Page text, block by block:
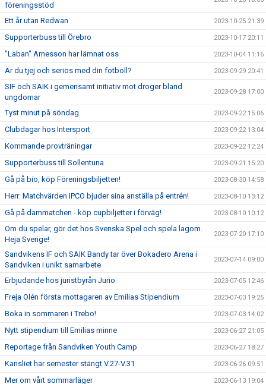
föreningsstöd
Ett år utan Redwan 2023-10-25 21:39
Supporterbuss till Örebro 2023-10-17 20:11
"Laban" Arnesson har lämnat oss 2023-10-04 11:16
Är du tjej och seriös med din fotboll? 2023-09-29 20:41
SIF och SAIK i gemensamt initiativ mot droger bland
ungdomar
2023-09-28 17:00
Tyst minut på söndag 2023-09-22 15:06
Clubdagar hos Intersport 2023-09-22 13:04
Kommande provträningar 2023-09-22 12:24
Supporterbuss till Sollentuna 2023-09-21 15:20
Gå på bio, köp Föreningsbiljetten! 2023-08-30 14:58
Herr: Matchvärden IPCO bjuder sina anställa på entrén! 2023-08-10 13:12
Gå på dammatchen - köp cupbiljetter i förväg! 2023-08-10 10:12
Om du spelar, gör det hos Svenska Spel och spela lagom.
Heja Sverige!
2023-07-20 17:10
Sandvikens IF och SAIK Bandy tar över Bokadero Arena i
Sandviken i unikt samarbete
2023-07-14 09:00
Erbjudande hos juristbyrån Jurio 2023-07-05 12:46
Freja Olén första mottagaren av Emilias Stipendium 2023-07-03 19:25
Boka in sommaren i Trebo! 2023-07-03 14:02
Nytt stipendium till Emilias minne 2023-06-27 21:05
Reportage från Sandviken Youth Camp 2023-06-27 18:27
Kansliet har semester stängt V.27-V.31 2023-06-26 09:51
Mer om vårt sommarläger 2023-06-13 19:04